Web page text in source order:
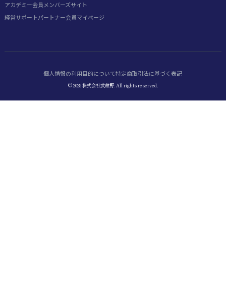
アカデミー会員メンバーズサイト
経営サポートパートナー会員マイページ
個人情報の利用目的について特定商取引法に基づく表記
© 2025 株式会社武蔵野. All rights reserved.